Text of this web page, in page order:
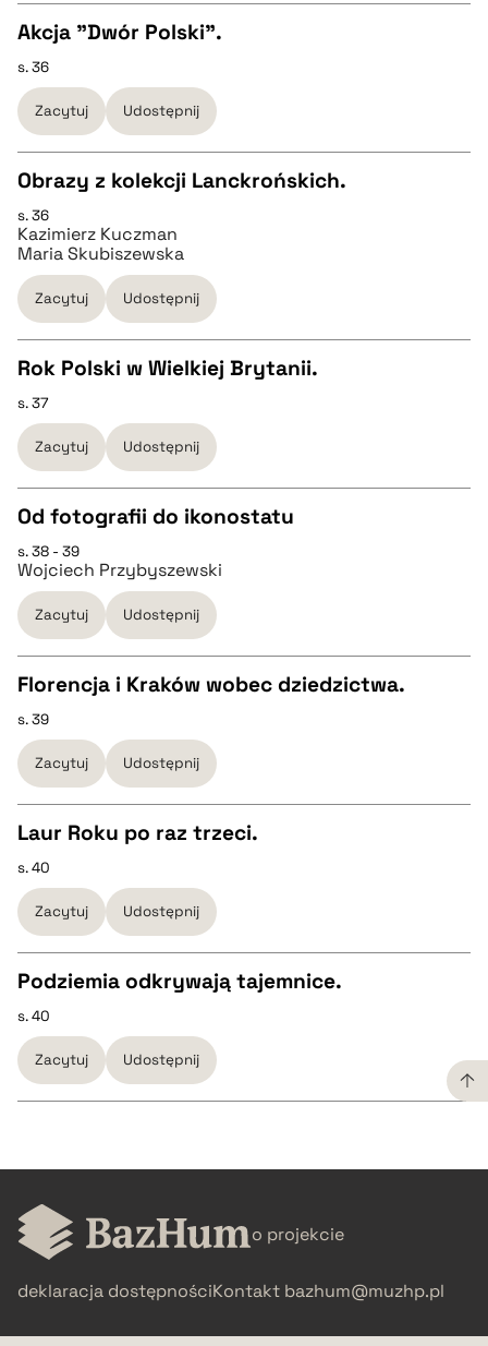
BIBTEX
pobierz cytat
CZYSTY TEKST
pobierz cytat
BIBTEX
pobierz cytat
Akcja "Dwór Polski".
s. 36
Zacytuj Udostępnij
CZYSTY TEKST
pobierz cytat
Obrazy z kolekcji Lanckrońskich.
s. 36
Kazimierz Kuczman
Maria Skubiszewska
Zacytuj Udostępnij
CZYSTY TEKST
pobierz cytat
BIBTEX
pobierz cytat
Rok Polski w Wielkiej Brytanii.
s. 37
Zacytuj Udostępnij
CZYSTY TEKST
pobierz cytat
BIBTEX
pobierz cytat
Od fotografii do ikonostatu
s. 38 - 39
Wojciech Przybyszewski
Zacytuj Udostępnij
CZYSTY TEKST
pobierz cytat
BIBTEX
pobierz cytat
Florencja i Kraków wobec dziedzictwa.
s. 39
Zacytuj Udostępnij
CZYSTY TEKST
pobierz cytat
BIBTEX
pobierz cytat
Laur Roku po raz trzeci.
s. 40
Zacytuj Udostępnij
CZYSTY TEKST
pobierz cytat
pobierz cytat
Podziemia odkrywają tajemnice.
s. 40
Zacytuj Udostępnij
CZYSTY TEKST
pobierz cytat
BIBTEX
o projekcie
deklaracja dostępnościKontakt bazhum@muzhp.pl